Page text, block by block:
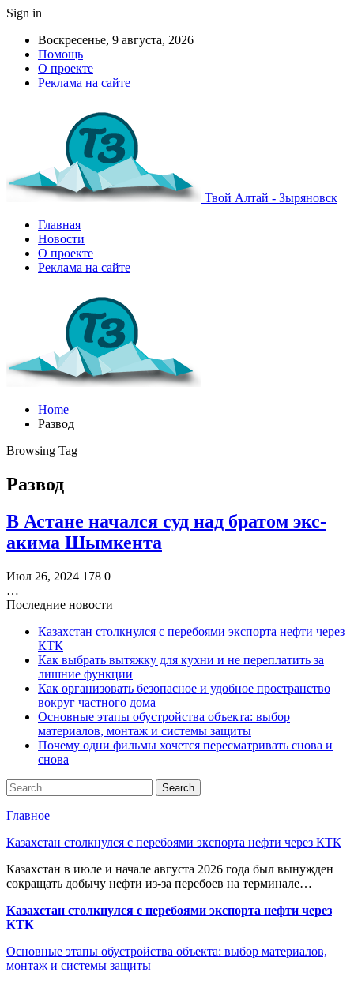
Sign in
Воскресенье, 9 августа, 2026
Помощь
О проекте
Реклама на сайте
Твой Алтай - Зыряновск
Главная
Новости
О проекте
Реклама на сайте
Home
Развод
Browsing Tag
Развод
В Астане начался суд над братом экс-
акима Шымкента
Июл 26, 2024 178 0
…
Последние новости
Казахстан столкнулся с перебоями экспорта нефти через
КТК
Как выбрать вытяжку для кухни и не переплатить за
лишние функции
Как организовать безопасное и удобное пространство
вокруг частного дома
Основные этапы обустройства объекта: выбор
материалов, монтаж и системы защиты
Почему одни фильмы хочется пересматривать снова и
снова
Главное
Казахстан столкнулся с перебоями экспорта нефти через КТК
Казахстан в июле и начале августа 2026 года был вынужден
сокращать добычу нефти из-за перебоев на терминале…
Казахстан столкнулся с перебоями экспорта нефти через
КТК
Основные этапы обустройства объекта: выбор материалов,
монтаж и системы защиты